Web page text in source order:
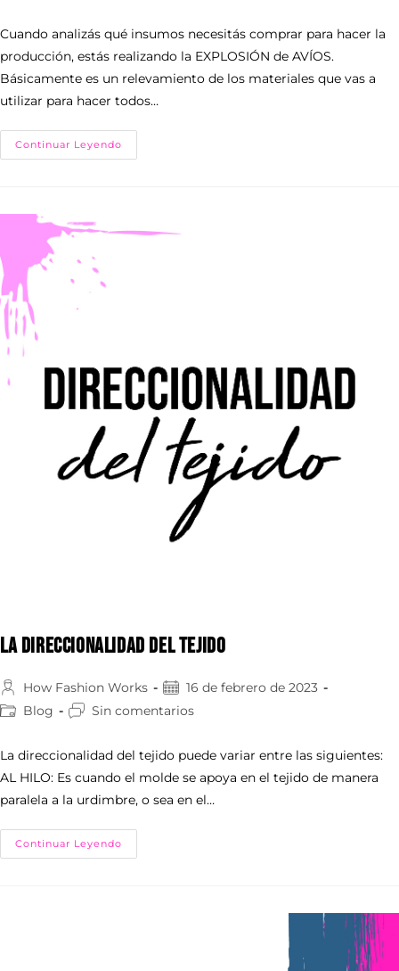
Cuando analizás qué insumos necesitás comprar para hacer la
producción, estás realizando la EXPLOSIÓN de AVÍOS.
Básicamente es un relevamiento de los materiales que vas a
utilizar para hacer todos…
Continuar Leyendo
LA DIRECCIONALIDAD DEL TEJIDO
How Fashion Works
16 de febrero de 2023
Blog
Sin comentarios
La direccionalidad del tejido puede variar entre las siguientes:
AL HILO: Es cuando el molde se apoya en el tejido de manera
paralela a la urdimbre, o sea en el…
Continuar Leyendo